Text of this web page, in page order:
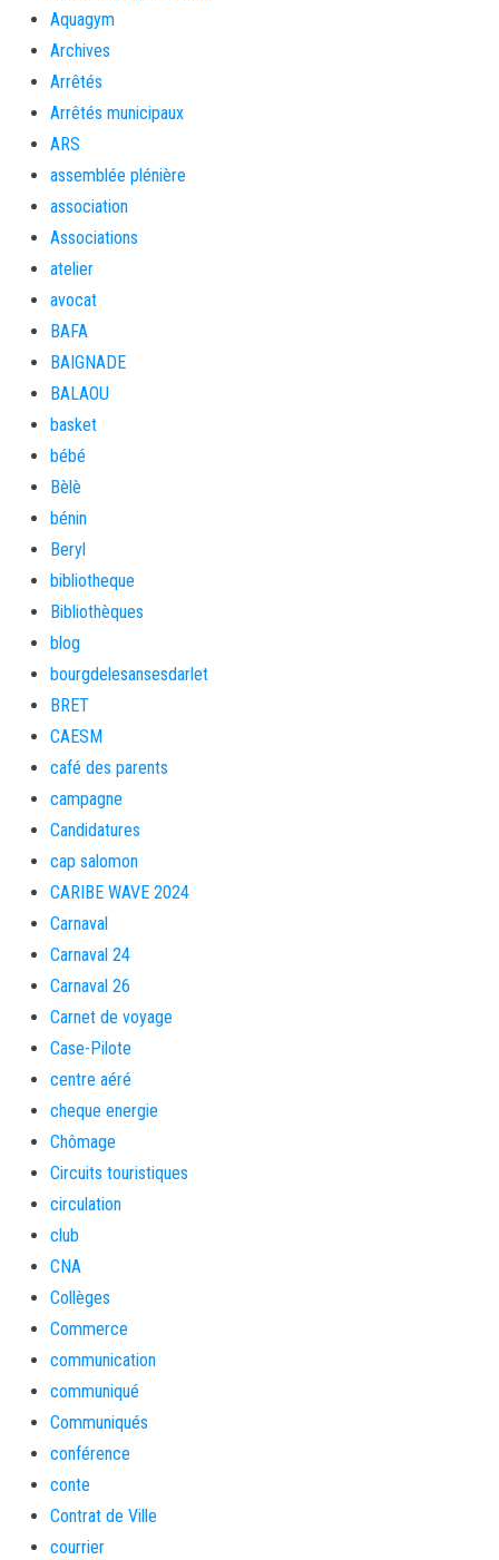
Aquagym
Archives
Arrêtés
Arrêtés municipaux
ARS
assemblée plénière
association
Associations
atelier
avocat
BAFA
BAIGNADE
BALAOU
basket
bébé
Bèlè
bénin
Beryl
bibliotheque
Bibliothèques
blog
bourgdelesansesdarlet
BRET
CAESM
café des parents
campagne
Candidatures
cap salomon
CARIBE WAVE 2024
Carnaval
Carnaval 24
Carnaval 26
Carnet de voyage
Case-Pilote
centre aéré
cheque energie
Chômage
Circuits touristiques
circulation
club
CNA
Collèges
Commerce
communication
communiqué
Communiqués
conférence
conte
Contrat de Ville
courrier